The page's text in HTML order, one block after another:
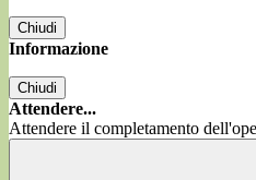
Chiudi
Informazione
Chiudi
Attendere...
Attendere il completamento